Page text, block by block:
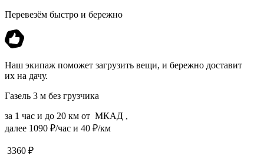
Перевезём быстро и бережно
Наш экипаж поможет загрузить вещи, и бережно доставит
их на дачу.
Газель 3 м без грузчика
за 1 час и до 20 км от МКАД ,
далее 1090 ₽/час и 40 ₽/км
3360 ₽